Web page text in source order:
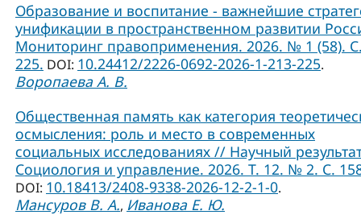
Образование и воспитание - важнейшие
унификации в пространственном развитии
Мониторинг правоприменения. 2026. № 1 (58).
225. DOI: 10.24412/2226-0692-2026-1-213-225.
Воропаева А. В.
Общественная память как категория
осмысления: роль и место в современных
социальных исследованиях // Научный
Социология и управление. 2026. Т. 12. № 2. С.
DOI: 10.18413/2408-9338-2026-12-2-1-0.
Мансуров В. А., Иванова Е. Ю.